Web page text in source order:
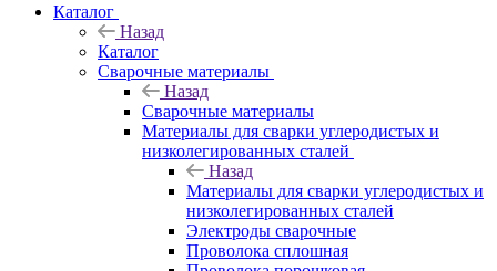
Каталог
Назад
Каталог
Сварочные материалы
Назад
Сварочные материалы
Материалы для сварки углеродистых и
низколегированных сталей
Назад
Материалы для сварки углеродистых и
низколегированных сталей
Электроды сварочные
Проволока сплошная